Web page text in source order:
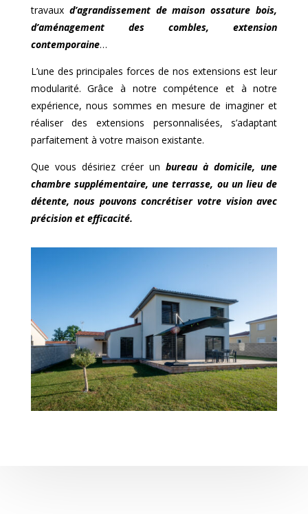
travaux d’agrandissement de maison ossature bois,
d’aménagement des combles, extension
contemporaine…
L’une des principales forces de nos extensions est leur
modularité. Grâce à notre compétence et à notre
expérience, nous sommes en mesure de imaginer et
réaliser des extensions personnalisées, s’adaptant
parfaitement à votre maison existante.
Que vous désiriez créer unbureau à domicile, une
chambre supplémentaire, une terrasse, ou un lieu de
détente, nous pouvons concrétiser votre vision avec
précision et efficacité.